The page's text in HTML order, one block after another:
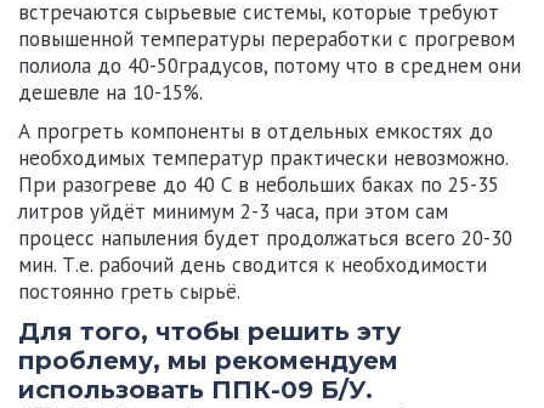
встречаются сырьевые системы, которые требуют
повышенной температуры переработки с прогревом
полиола до 40-50градусов, потому что в среднем они
дешевле на 10-15%.
А прогреть компоненты в отдельных емкостях до
необходимых температур практически невозможно.
При разогреве до 40 С в небольших баках по 25-35
литров уйдёт минимум 2-3 часа, при этом сам
процесс напыления будет продолжаться всего 20-30
мин. Т.е. рабочий день сводится к необходимости
постоянно греть сырьё.
Для того, чтобы решить эту
проблему, мы рекомендуем
использовать ППК-09 Б/У.